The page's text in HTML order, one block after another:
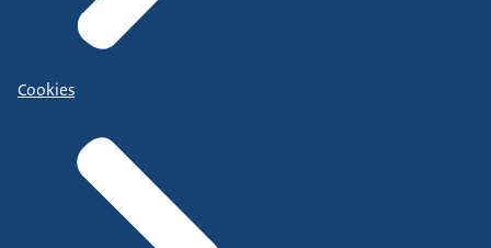
Cookies